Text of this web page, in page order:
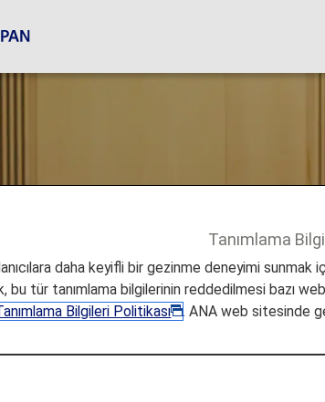
Lounge'lar Singapur
Havaalanı
Tanımlama
daha keyifli bir gezinme deneyimi sunmak
bu tür tanımlama bilgilerinin reddedilmesi bazı
Bilgileri Politikası
. ANA web sitesinde